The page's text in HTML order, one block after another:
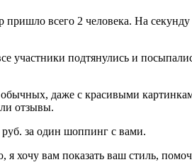
всего 2 человека. На
участники подтянулись и
даже с красивыми
отзывы.
за один шоппинг с вами.
хочу вам показать ваш стиль,